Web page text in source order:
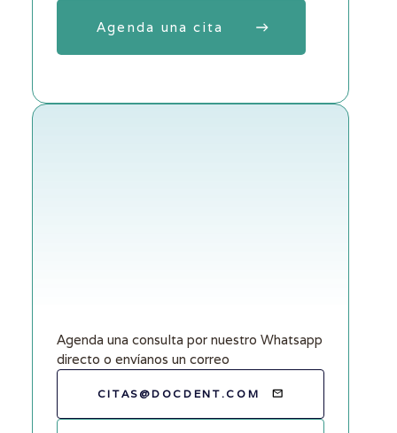
Agenda una consulta por nuestro Whatsapp
directo o envíanos un correo
CITAS@DOCDENT.COM